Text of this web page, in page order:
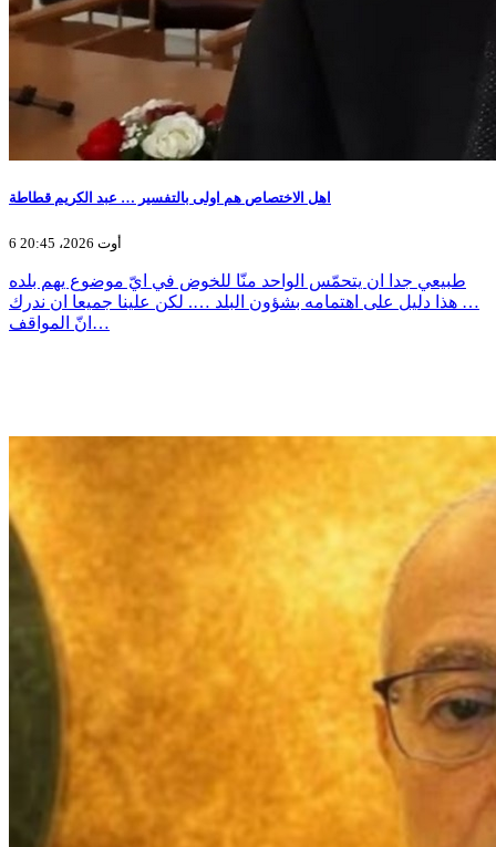
اهل الاختصاص هم اولى بالتفسير … عبد الكريم قطاطة
6 أوت 2026، 20:45
طبيعي جدا ان يتحمّس الواحد منّا للخوض في ايّ موضوع يهم بلده
… هذا دليل على اهتمامه بشؤون البلد …. لكن علينا جميعا ان ندرك
انّ المواقف…